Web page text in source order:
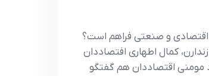
و صنعتی فراهم است؟
کمال اطهاری افتصاددان
اقتصاددان هم گفتگو